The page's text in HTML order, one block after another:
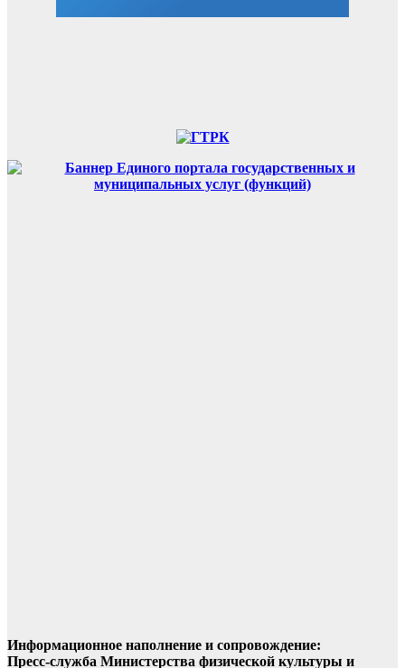
Информационное наполнение и сопровождение:
Пресс-служба Министерства физической культуры и